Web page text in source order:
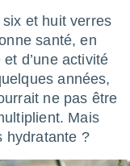
et huit verres
santé, en
d’une activité
années,
ne pas être
Mais
hydratante ?